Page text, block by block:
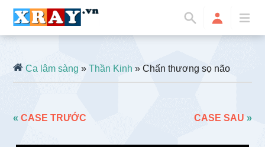
Ca lâm sàng »Thần Kinh » Chấn thương sọ não
«CASE TRƯỚC CASE SAU »